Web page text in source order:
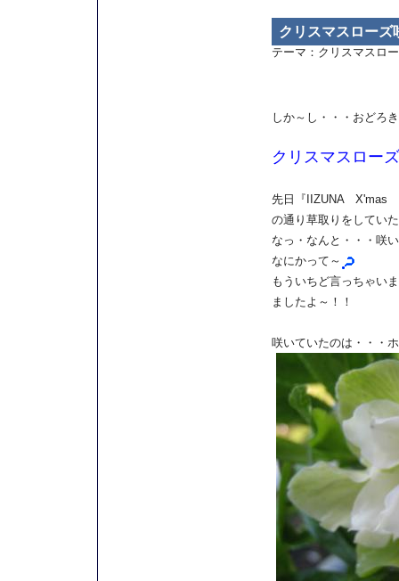
クリスマスロー
テーマ： クリスマスロ
しか～し・・・おどろ
クリスマスロー
先日『IIZUNA X'mas
の通り草取りをしてい
なっ・なんと・・・咲
なにかって～
もういちど言っちゃい
ましたよ～！！
咲いていたのは・・・